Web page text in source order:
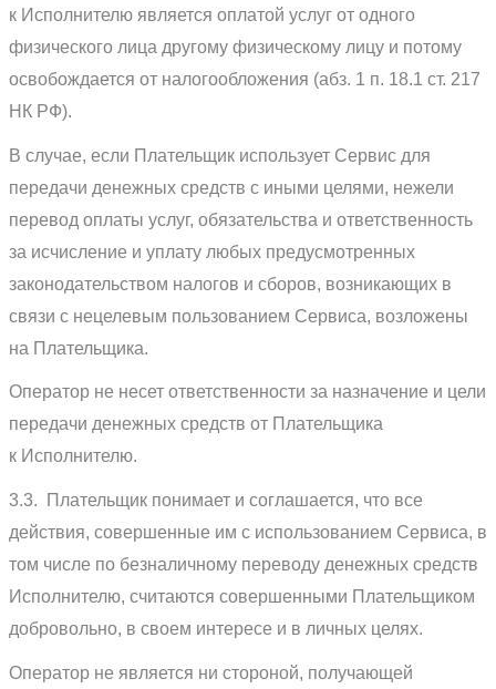
к Исполнителю является оплатой услуг от одного
физического лица другому физическому лицу и потому
освобождается от налогообложения (абз. 1 п. 18.1 ст. 217
НК РФ).
В случае, если Плательщик использует Сервис для
передачи денежных средств с иными целями, нежели
перевод оплаты услуг, обязательства и ответственность
за исчисление и уплату любых предусмотренных
законодательством налогов и сборов, возникающих в
связи с нецелевым пользованием Сервиса, возложены
на Плательщика.
Оператор не несет ответственности за назначение и цели
передачи денежных средств от Плательщика
к Исполнителю.
3.3. Плательщик понимает и соглашается, что все
действия, совершенные им с использованием Сервиса, в
том числе по безналичному переводу денежных средств
Исполнителю, считаются совершенными Плательщиком
добровольно, в своем интересе и в личных целях.
Оператор не является ни стороной, получающей